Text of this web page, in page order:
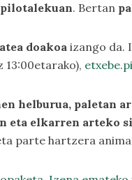
. Bertan
doakoa izango da.
13:00etarako),
helburua, paletan
eta elkarren arteko
parte hartzera